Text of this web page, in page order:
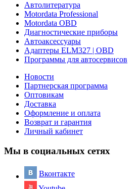
Автолитература
Motordata Professional
Motordata OBD
Диагностические приборы
Автоаксессуары
Адаптеры ELM327 | OBD
Программы для автосервисов
Новости
Партнерская программа
Оптовикам
Доставка
Оформление и оплата
Возврат и гарантия
Личный кабинет
Мы в социальных сетях
Вконтакте